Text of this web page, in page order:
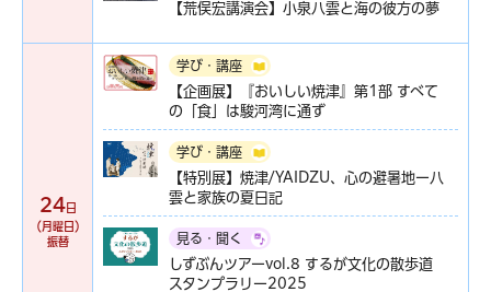
【荒俣宏講演会】小泉八雲と海の彼方の夢
24日
（月曜日）
振替
学び・講座
【企画展】『おいしい焼津』第1部 すべて
の「食」は駿河湾に通ず
学び・講座
【特別展】焼津/YAIDZU、心の避暑地ー八
雲と家族の夏日記
見る・聞く
しずぶんツアーvol.8 するが文化の散歩道
スタンプラリー2025